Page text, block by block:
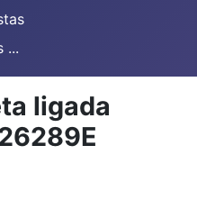
...
ligada